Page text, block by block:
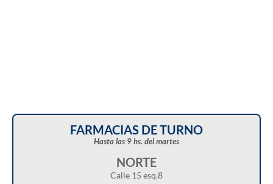
FARMACIAS DE TURNO
Hasta las 9 hs. del martes
NORTE
Calle 15 esq.8